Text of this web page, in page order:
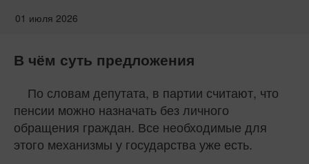
01 июля 2026
В чём суть предложения
По словам депутата, в партии считают, что
пенсии можно назначать без личного
обращения граждан. Все необходимые для
этого механизмы у государства уже есть.